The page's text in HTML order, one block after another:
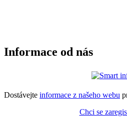
Informace od nás
Dostávejte informace z našeho webu
Chci se